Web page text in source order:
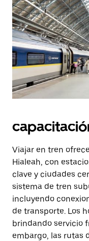
Viajar en tren
Hialeah, con
clave y ciudades
sistema de tren
incluyendo
de transporte. Los
brindando servicio
embargo, las rutas